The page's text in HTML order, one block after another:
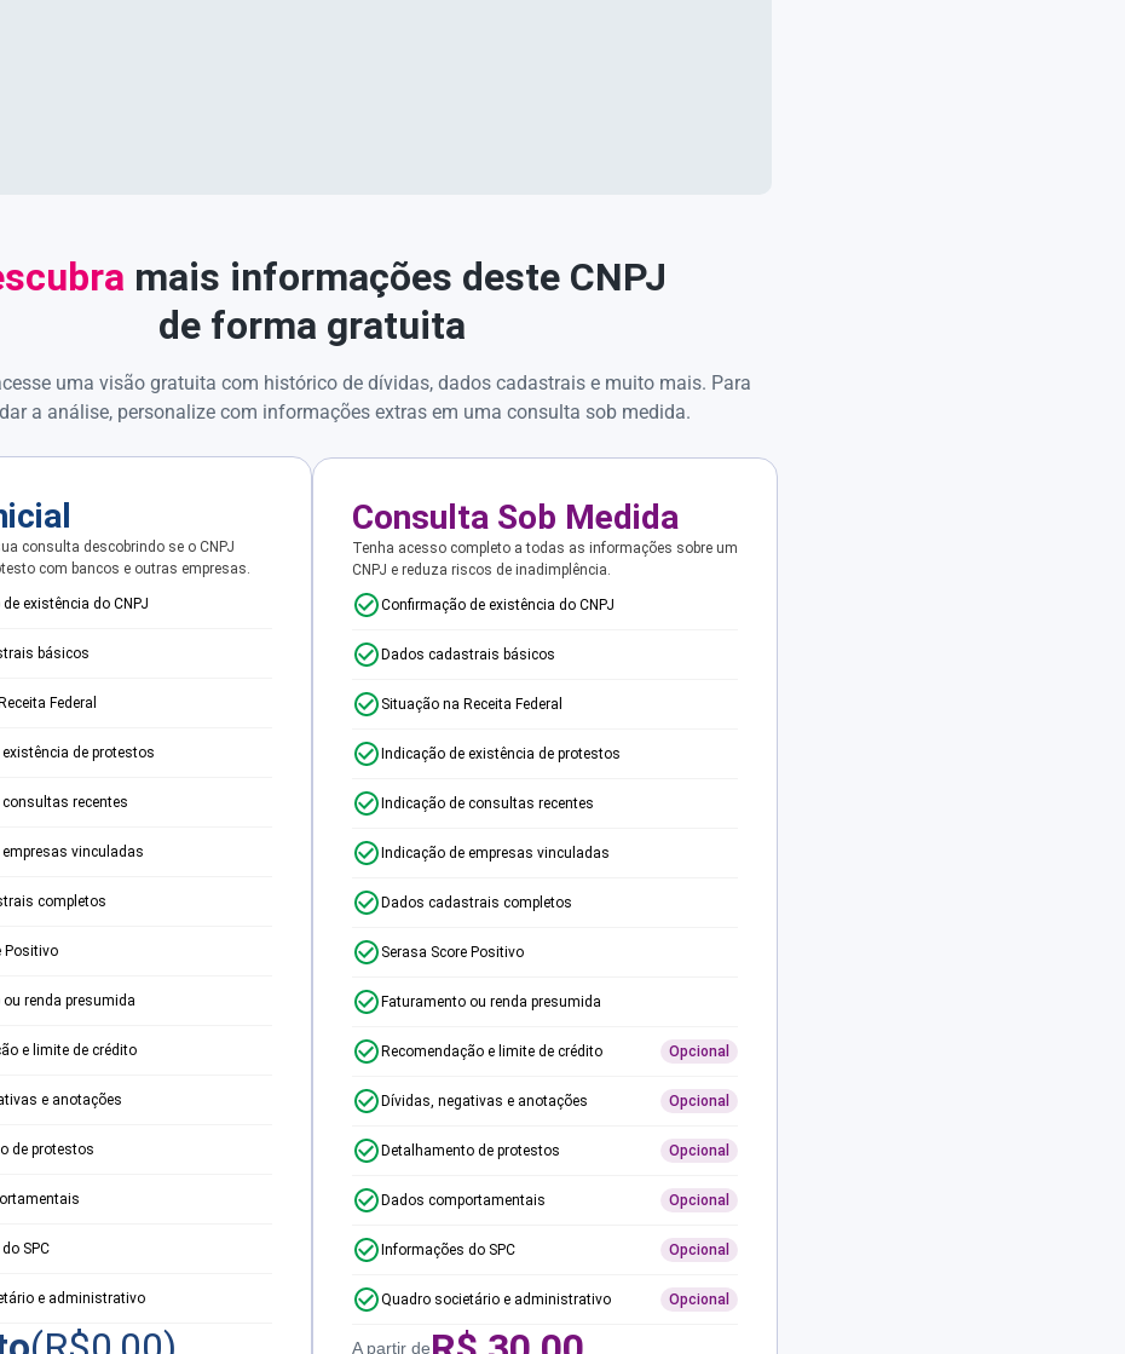
mais informações deste CNPJ
de forma gratuita
uma visão gratuita com histórico de dívidas, dados cadastrais e muito mais. Para
a análise, personalize com informações extras em uma consulta sob medida.
consulta descobrindo se o CNPJ
com bancos e outras empresas.
existência do CNPJ
básicos
Federal
de protestos
recentes
vinculadas
completos
Positivo
renda presumida
e limite de crédito
e anotações
de protestos
SPC
e administrativo
Consulta Sob Medida
Tenha acesso completo a todas as informações sobre um
CNPJ e reduza riscos de inadimplência.
Confirmação de existência do CNPJ
Dados cadastrais básicos
Situação na Receita Federal
Indicação de existência de protestos
Indicação de consultas recentes
Indicação de empresas vinculadas
Dados cadastrais completos
Serasa Score Positivo
Faturamento ou renda presumida
Recomendação e limite de crédito Opcional
Dívidas, negativas e anotações Opcional
Detalhamento de protestos Opcional
Dados comportamentais Opcional
Informações do SPC Opcional
Quadro societário e administrativo Opcional
A partir de